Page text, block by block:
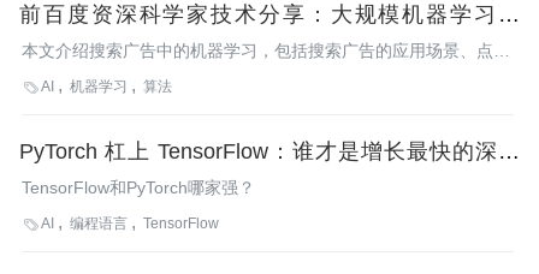
前百度资深科学家技术分享：大规模机器学习与
AutoML
本文介绍搜索广告中的机器学习，包括搜索广告的应用场景、点击
率预估问题、搜索广告机器学习流程及其关键技术，以及机器学习
的发展。
AI 机器学习 算法
PyTorch 杠上 TensorFlow：谁才是增长最快的深度
学习框架？
TensorFlow和PyTorch哪家强？
AI 编程语言 TensorFlow